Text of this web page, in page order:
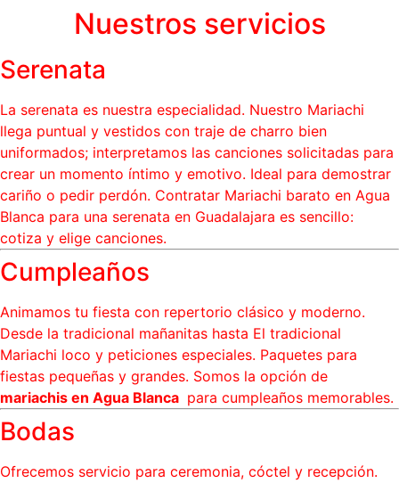
Nuestros servicios
Serenata
La serenata es nuestra especialidad. Nuestro Mariachi
llega puntual y vestidos con traje de charro bien
uniformados; interpretamos las canciones solicitadas para
crear un momento íntimo y emotivo. Ideal para demostrar
cariño o pedir perdón. Contratar Mariachi barato en Agua
Blanca para una serenata en Guadalajara es sencillo:
cotiza y elige canciones.
Cumpleaños
Animamos tu fiesta con repertorio clásico y moderno.
Desde la tradicional mañanitas hasta El tradicional
Mariachi loco y peticiones especiales. Paquetes para
fiestas pequeñas y grandes. Somos la opción de
mariachis en Agua Blanca para cumpleaños memorables.
Bodas
Ofrecemos servicio para ceremonia, cóctel y recepción.